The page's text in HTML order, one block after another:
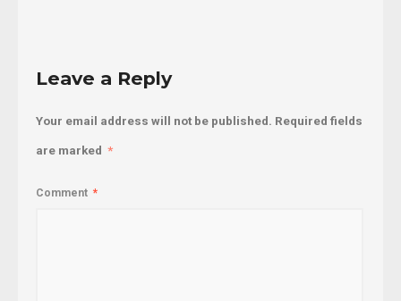
Leave a Reply
Your email address will not be published. Required fields
are marked *
Comment *